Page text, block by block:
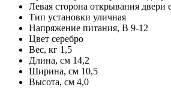
Левая сторона открывания двери
Тип установки уличная
Напряжение питания, В 9-12
Цвет серебро
Вес, кг 1,5
Длина, см 14,2
Ширина, см 10,5
Высота, см 4,0